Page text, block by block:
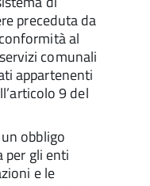
preceduta da
al
comunali
appartenenti
9 del
obbligo
per gli enti
e le